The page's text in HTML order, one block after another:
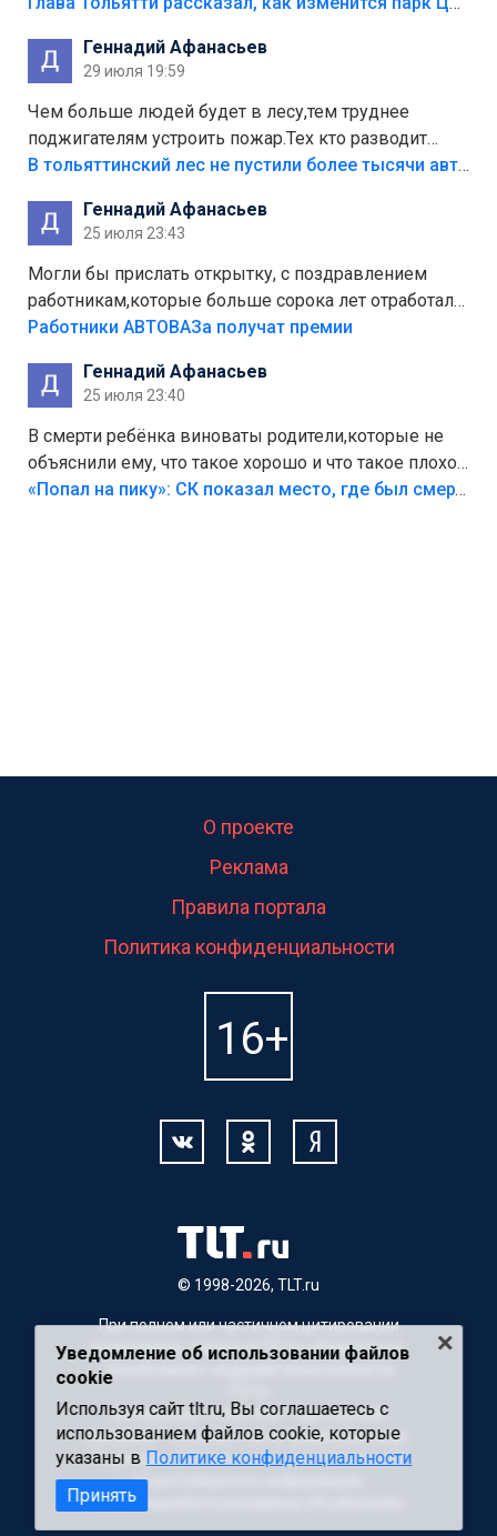
лежала в парке и испортилась.Да еще,видимо,часть
украли.
Геннадий Афанасьев
29 июля 19:59
Чем больше людей будет в лесу,тем труднее
поджигателям устроить пожар.Тех кто разводит
костры,тех надо безбожно штрафовать.Камер полно
Штрафы мизерные.
В тольяттинский лес не пустили более тысячи автомобилей
Геннадий Афанасьев
25 июля 23:43
Могли бы прислать открытку, с поздравлением
работникам,которые больше сорока лет отработали
на предприятии.
Работники АВТОВАЗа получат премии
Геннадий Афанасьев
25 июля 23:40
В смерти ребёнка виноваты родители,которые не
объяснили ему, что такое хорошо и что такое плохо!
Лезть через такой забор,верх безумия,есть же
«Попал на пику»: СК показал место, где был смертельно травмирован ребенок в Тольятти
© 1998-2026, TLT.ru
О проекте
Реклама
Правила портала
Политика конфиденциальности
При полном или частичном цитировании
материалов, ссылка на TLT.ru обязательна.
Для Интернет-изданий гиперссылка на
Материалы с пометкой "Партнерский
материал" публикуются на правах рекламы.
Редакция сайта не несет ответственности
за достоверность информации,
содержащейся в рекламных объявлениях
Уведомление об использовании файлов
cookie
Используя сайт tlt.ru, Вы соглашаетесь с
использованием файлов cookie, которые
указаны в Политике конфиденциальности
Принять